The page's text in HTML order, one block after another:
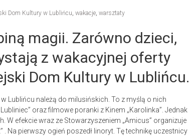
Dom Kultury w Lublińcu, wakacje, warsztaty
magii. Zarówno dzieci,
z wakacyjnej oferty
Dom Kultury w Lublińcu.
Lublińcu należą do milusińskich. To z myślą o nich
oraz filmowe poranki z Kinem „Karolinka”. Jednak
W efekcie wraz ze Stowarzyszeniem „Amicus” organizuje
Na pierwszy ogień poszedł linoryt. Tę technikę uczestnicy